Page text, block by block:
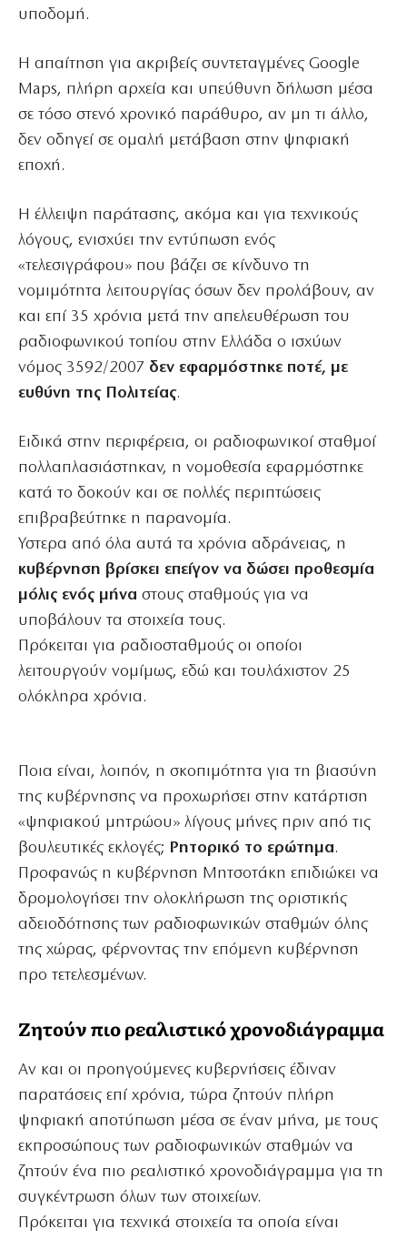
υποδομή.
Η απαίτηση για ακριβείς συντεταγμένες Google
Maps, πλήρη αρχεία και υπεύθυνη δήλωση μέσα
σε τόσο στενό χρονικό παράθυρο, αν μη τι άλλο,
δεν οδηγεί σε ομαλή μετάβαση στην ψηφιακή
εποχή.
Η έλλειψη παράτασης, ακόμα και για τεχνικούς
λόγους, ενισχύει την εντύπωση ενός
«τελεσιγράφου» που βάζει σε κίνδυνο τη
νομιμότητα λειτουργίας όσων δεν προλάβουν, αν
και επί 35 χρόνια μετά την απελευθέρωση του
ραδιοφωνικού τοπίου στην Ελλάδα ο ισχύων
νόμος 3592/2007 δεν εφαρμόστηκε ποτέ, με
ευθύνη της Πολιτείας.
Ειδικά στην περιφέρεια, οι ραδιοφωνικοί σταθμοί
πολλαπλασιάστηκαν, η νομοθεσία εφαρμόστηκε
κατά το δοκούν και σε πολλές περιπτώσεις
επιβραβεύτηκε η παρανομία.
Υστερα από όλα αυτά τα χρόνια αδράνειας, η
κυβέρνηση βρίσκει επείγον να δώσει προθεσμία
μόλις ενός μήνα στους σταθμούς για να
υποβάλουν τα στοιχεία τους.
Πρόκειται για ραδιοσταθμούς οι οποίοι
λειτουργούν νομίμως, εδώ και τουλάχιστον 25
ολόκληρα χρόνια.
Ποια είναι, λοιπόν, η σκοπιμότητα για τη βιασύνη
της κυβέρνησης να προχωρήσει στην κατάρτιση
«ψηφιακού μητρώου» λίγους μήνες πριν από τις
βουλευτικές εκλογές; Ρητορικό το ερώτημα.
Προφανώς η κυβέρνηση Μητσοτάκη επιδιώκει να
δρομολογήσει την ολοκλήρωση της οριστικής
αδειοδότησης των ραδιοφωνικών σταθμών όλης
της χώρας, φέρνοντας την επόμενη κυβέρνηση
προ τετελεσμένων.
Ζητούν πιο ρεαλιστικό χρονοδιάγραμμα
Αν και οι προηγούμενες κυβερνήσεις έδιναν
παρατάσεις επί χρόνια, τώρα ζητούν πλήρη
ψηφιακή αποτύπωση μέσα σε έναν μήνα, με τους
εκπροσώπους των ραδιοφωνικών σταθμών να
ζητούν ένα πιο ρεαλιστικό χρονοδιάγραμμα για τη
συγκέντρωση όλων των στοιχείων.
Πρόκειται για τεχνικά στοιχεία τα οποία είναι